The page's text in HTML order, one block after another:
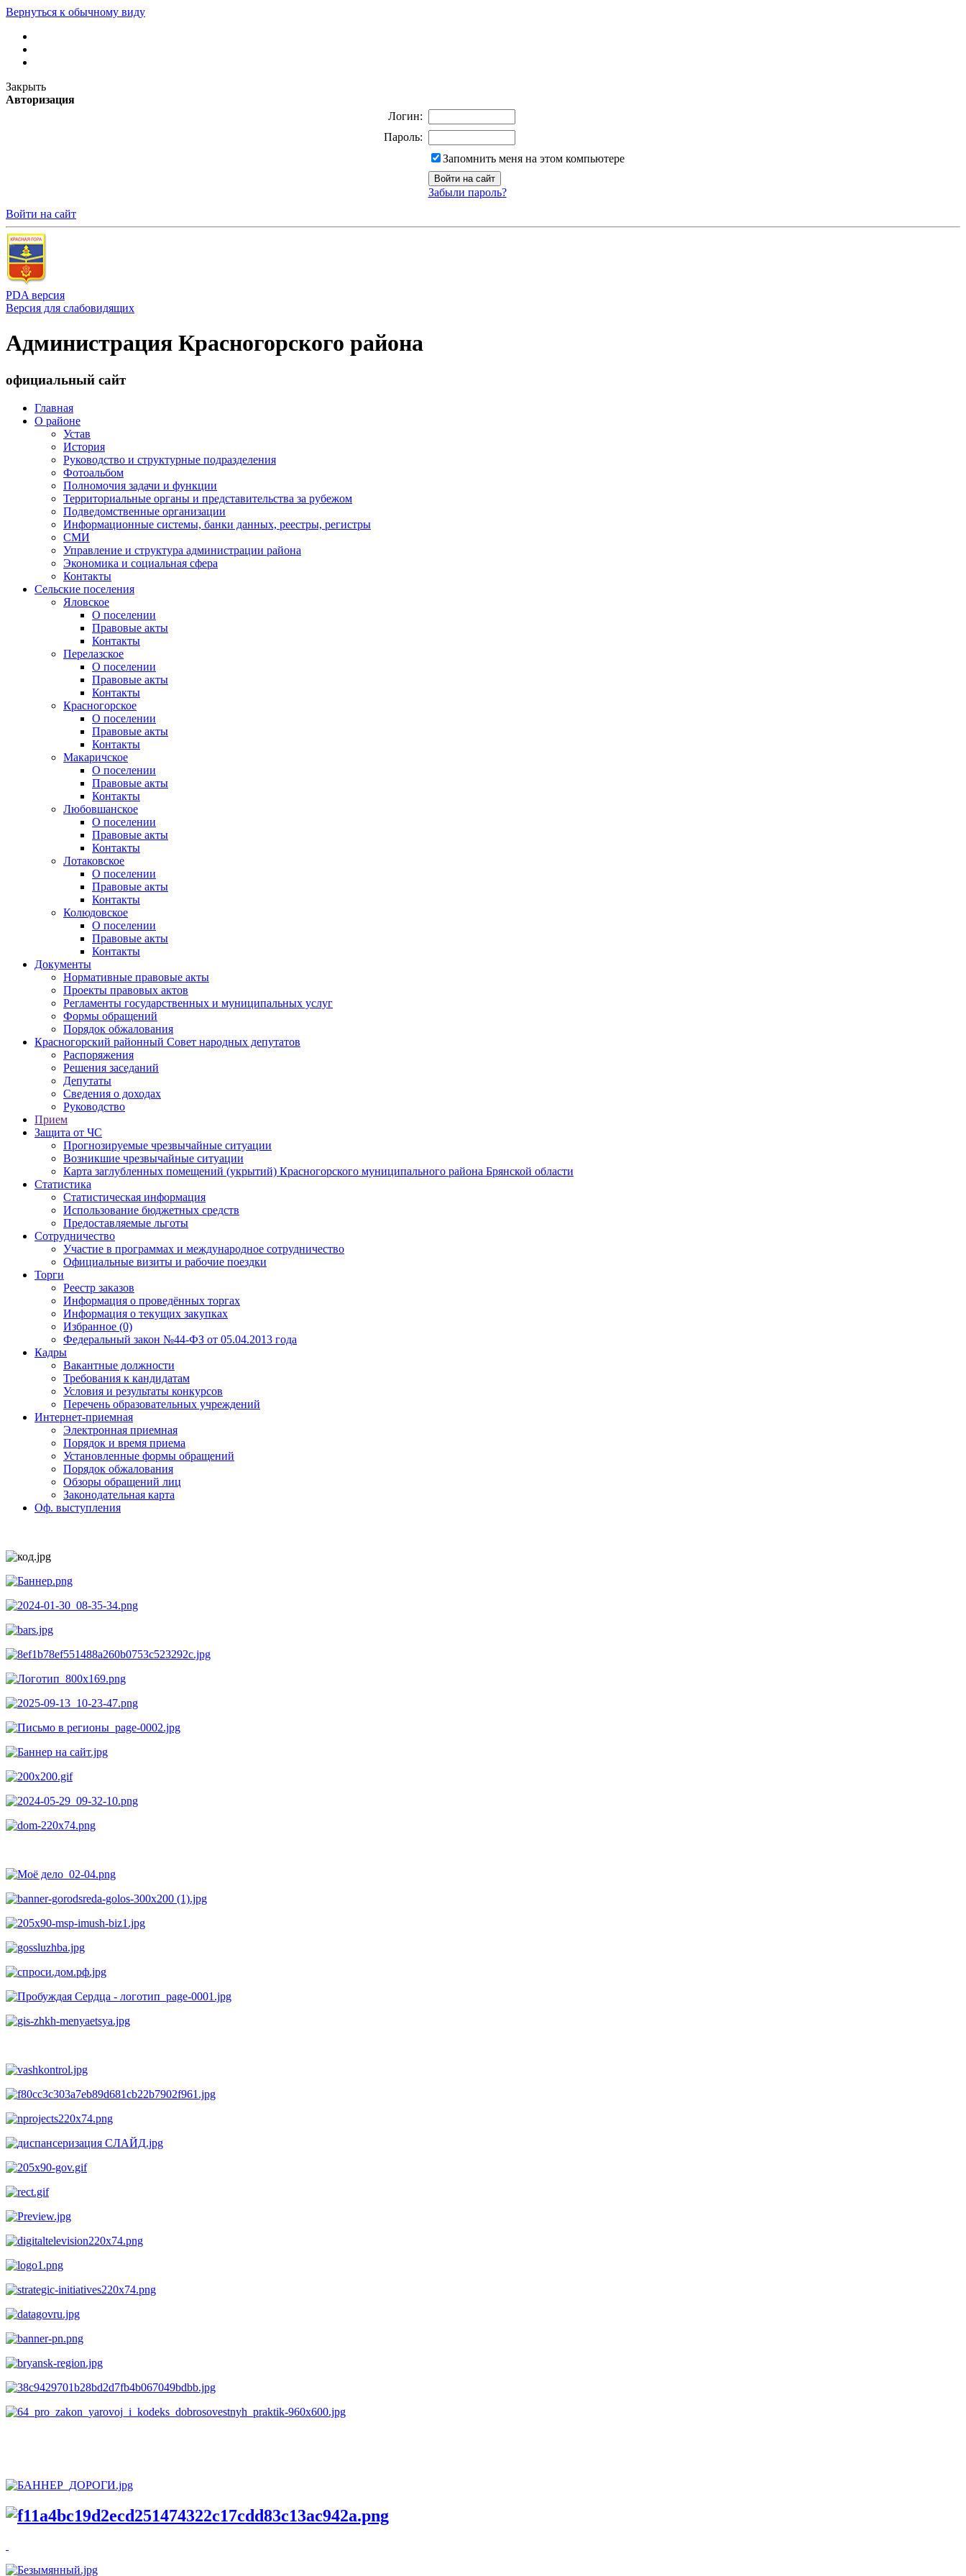
Вернуться к обычному виду
Закрыть
Авторизация
Логин:
Пароль:
Запомнить меня на этом компьютере
Забыли пароль?
Войти на сайт
PDA версия
Версия для слабовидящих
Администрация Красногорского района
официальный сайт
Главная
О районе
Устав
История
Руководство и структурные подразделения
Фотоальбом
Полномочия задачи и функции
Территориальные органы и представительства за рубежом
Подведомственные организации
Информационные системы, банки данных, реестры, регистры
СМИ
Управление и структура администрации района
Экономика и социальная сфера
Контакты
Сельские поселения
Яловское
О поселении
Правовые акты
Контакты
Перелазское
О поселении
Правовые акты
Контакты
Красногорское
О поселении
Правовые акты
Контакты
Макаричское
О поселении
Правовые акты
Контакты
Любовшанское
О поселении
Правовые акты
Контакты
Лотаковское
О поселении
Правовые акты
Контакты
Колюдовское
О поселении
Правовые акты
Контакты
Документы
Нормативные правовые акты
Проекты правовых актов
Регламенты государственных и муниципальных услуг
Формы обращений
Порядок обжалования
Красногорский районный Совет народных депутатов
Распоряжения
Решения заседаний
Депутаты
Сведения о доходах
Руководство
Прием
Защита от ЧС
Прогнозируемые чрезвычайные ситуации
Возникшие чрезвычайные ситуации
Карта заглубленных помещений (укрытий) Красногорского муниципального района Брянской области
Статистика
Статистическая информация
Использование бюджетных средств
Предоставляемые льготы
Сотрудничество
Участие в программах и международное сотрудничество
Официальные визиты и рабочие поездки
Торги
Реестр заказов
Информация о проведённых торгах
Информация о текущих закупках
Избранное (0)
Федеральный закон №44-ФЗ от 05.04.2013 года
Кадры
Вакантные должности
Требования к кандидатам
Условия и результаты конкурсов
Перечень образовательных учреждений
Интернет-приемная
Электронная приемная
Порядок и время приема
Установленные формы обращений
Порядок обжалования
Обзоры обращений лиц
Законодательная карта
Оф. выступления